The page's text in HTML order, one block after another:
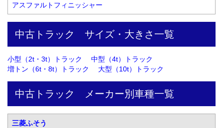
アスファルトフィニッシャー
中古トラック　サイズ・大きさ一覧
小型（2t・3t）トラック
中型（4t）トラック
増トン（6t・8t）トラック
大型（10t）トラック
中古トラック　メーカー別車種一覧
三菱ふそう